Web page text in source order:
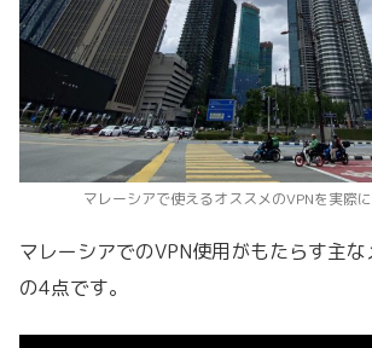
マレーシアで使えるオススメのVPNを実際
マレーシアでのVPN使用がもたらす主
の4点です。